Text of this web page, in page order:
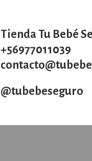
Tienda Tu Bebé
+56977011039
@tubebeseguro